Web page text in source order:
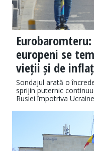
europeni se
vieții și de
Sondajul arată o
sprijin puternic
Rusiei împotriva